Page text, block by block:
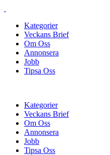
Kategorier
Veckans Brief
Om Oss
Annonsera
Jobb
Tipsa Oss
Kategorier
Veckans Brief
Om Oss
Annonsera
Jobb
Tipsa Oss